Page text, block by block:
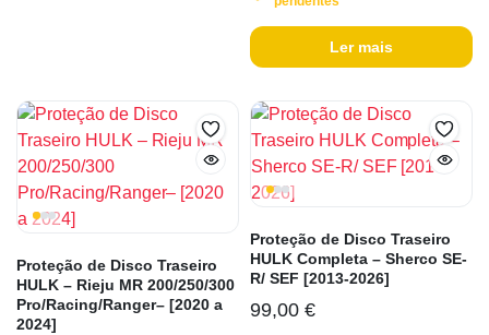
Ler mais
Proteção de Disco Traseiro
HULK – Rieju MR 200/250/300
Pro/Racing/Ranger– [2020 a
2024]
Proteção de Disco Traseiro
HULK Completa – Sherco SE-
R/ SEF [2013-2026]
99,00 €